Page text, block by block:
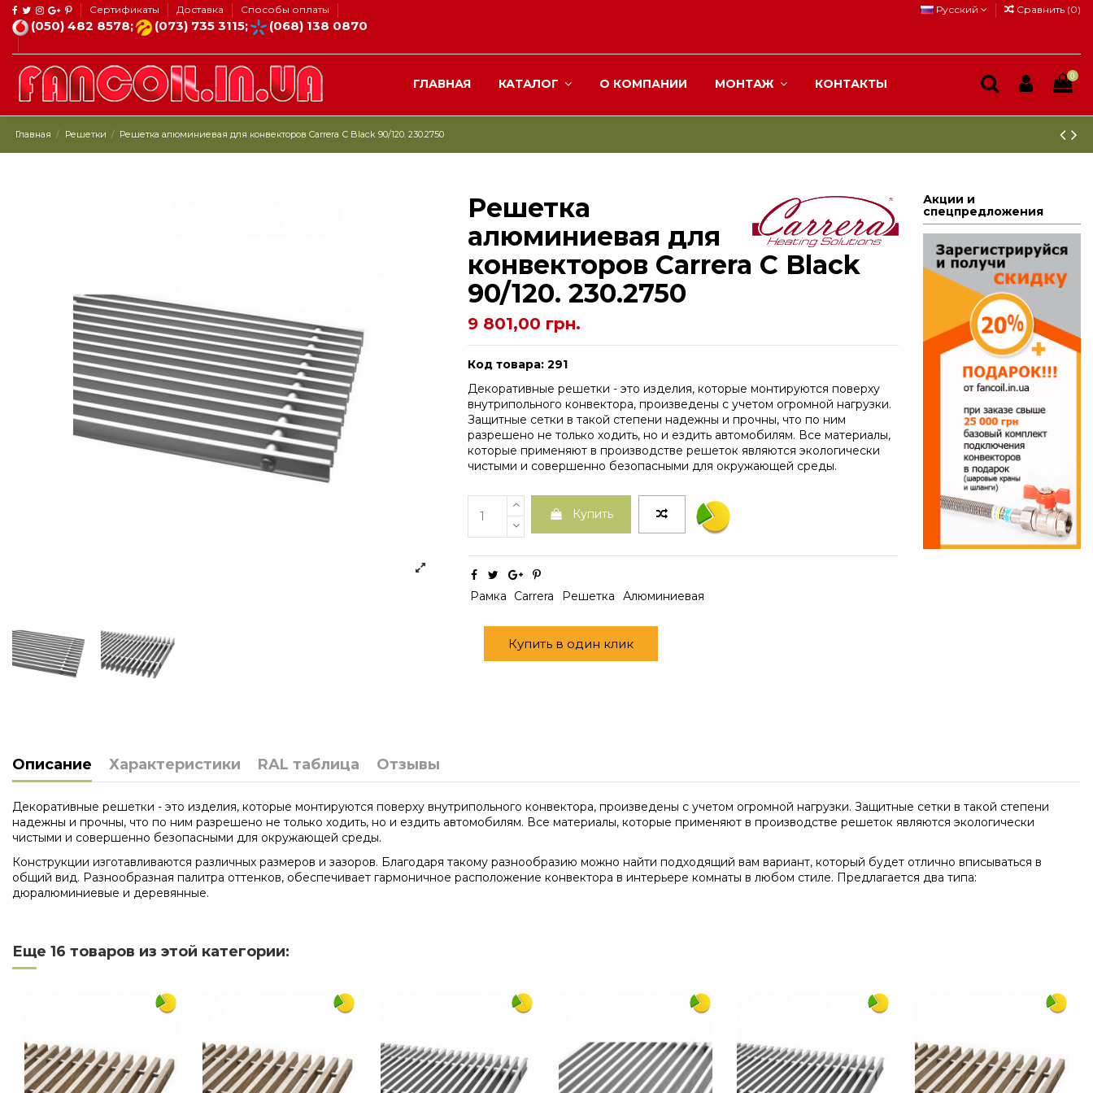
Сертификаты Доставка Способы оплаты
(050) 482 8578; (073) 735 3115; (068) 138 0870
Русский Сравнить (0)
ГЛАВНАЯ КАТАЛОГ О КОМПАНИИ МОНТАЖ КОНТАКТЫ
0
Главная Решетки Решетка алюминиевая для конвекторов Carrera С Black 90/120. 230.2750
Решетка
алюминиевая для
конвекторов Carrera С Black
90/120. 230.2750
9 801,00 грн.
Код товара: 291
Декоративные решетки - это изделия, которые монтируются поверху
внутрипольного конвектора, произведены с учетом огромной нагрузки.
Защитные сетки в такой степени надежны и прочны, что по ним
разрешено не только ходить, но и ездить автомобилям. Все материалы,
которые применяют в производстве решеток являются экологически
чистыми и совершенно безопасными для окружающей среды.
Купить
Рамка Carrera Решетка Алюминиевая
Купить в один клик
Акции и
спецпредложения
Описание Характеристики RAL таблица Отзывы
Декоративные решетки - это изделия, которые монтируются поверху внутрипольного конвектора, произведены с учетом огромной нагрузки. Защитные сетки в такой степени
надежны и прочны, что по ним разрешено не только ходить, но и ездить автомобилям. Все материалы, которые применяют в производстве решеток являются экологически
чистыми и совершенно безопасными для окружающей среды.
Конструкции изготавливаются различных размеров и зазоров. Благодаря такому разнообразию можно найти подходящий вам вариант, который будет отлично вписываться в
общий вид. Разнообразная палитра оттенков, обеспечивает гармоничное расположение конвектора в интерьере комнаты в любом стиле. Предлагается два типа:
дюралюминиевые и деревянные.
Ширина
Еще 16 товаров из этой категории: